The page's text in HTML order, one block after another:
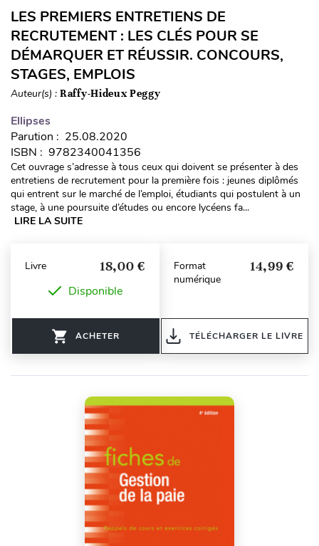
LES PREMIERS ENTRETIENS DE
RECRUTEMENT : LES CLÉS POUR SE
DÉMARQUER ET RÉUSSIR. CONCOURS,
STAGES, EMPLOIS
Auteur(s) : Raffy-Hideux Peggy
Ellipses
Parution : 25.08.2020
ISBN : 9782340041356
Cet ouvrage s’adresse à tous ceux qui doivent se présenter à des
entretiens de recrutement pour la première fois : jeunes diplômés
qui entrent sur le marché de l’emploi, étudiants qui postulent à un
stage, à une poursuite d’études ou encore lycéens fa...
LIRE LA SUITE
Livre 18,00 €
Disponible
ACHETER
Format
numérique
14,99 €
TÉLÉCHARGER LE LIVRE